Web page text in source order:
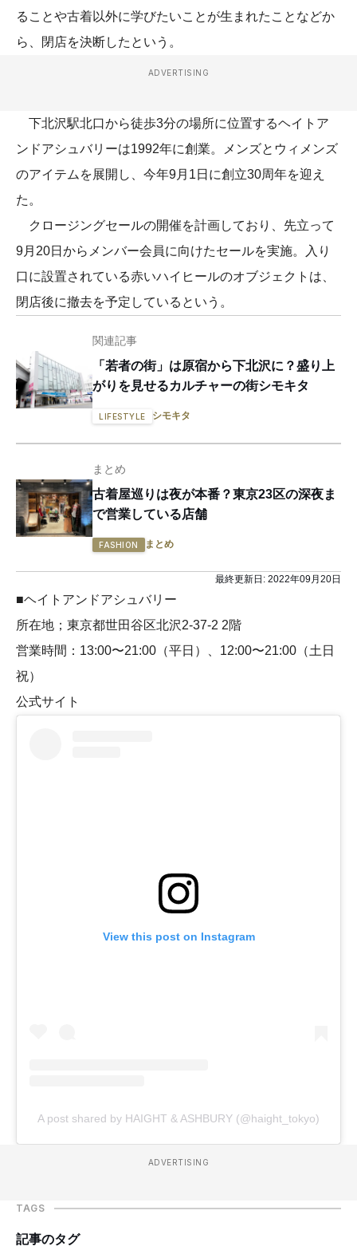
ることや古着以外に学びたいことが生まれたことなどか
ら、閉店を決断したという。
ADVERTISING
下北沢駅北口から徒歩3分の場所に位置するヘイトア
ンドアシュバリーは1992年に創業。メンズとウィメンズ
のアイテムを展開し、今年9月1日に創立30周年を迎え
た。
クロージングセールの開催を計画しており、先立って
9月20日からメンバー会員に向けたセールを実施。入り
口に設置されている赤いハイヒールのオブジェクトは、
閉店後に撤去を予定しているという。
関連記事
「若者の街」は原宿から下北沢に？盛り上
がりを見せるカルチャーの街シモキタ
LIFESTYLE シモキタ
まとめ
古着屋巡りは夜が本番？東京23区の深夜ま
で営業している店舗
FASHION まとめ
最終更新日: 2022年09月20日
■ヘイトアンドアシュバリー
所在地；東京都世田谷区北沢2-37-2 2階
営業時間：13:00〜21:00（平日）、12:00〜21:00（土日
祝）
公式サイト
View this post on Instagram
A post shared by HAIGHT & ASHBURY (@haight_tokyo)
ADVERTISING
TAGS
記事のタグ